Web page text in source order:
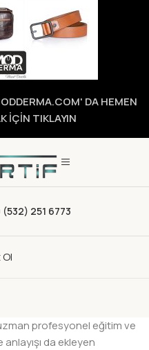
(532) 251 6773
Ol
profesyonel eğitim ve
da ekleyen
DA HEMEN
İÇİN TIKLAYIN